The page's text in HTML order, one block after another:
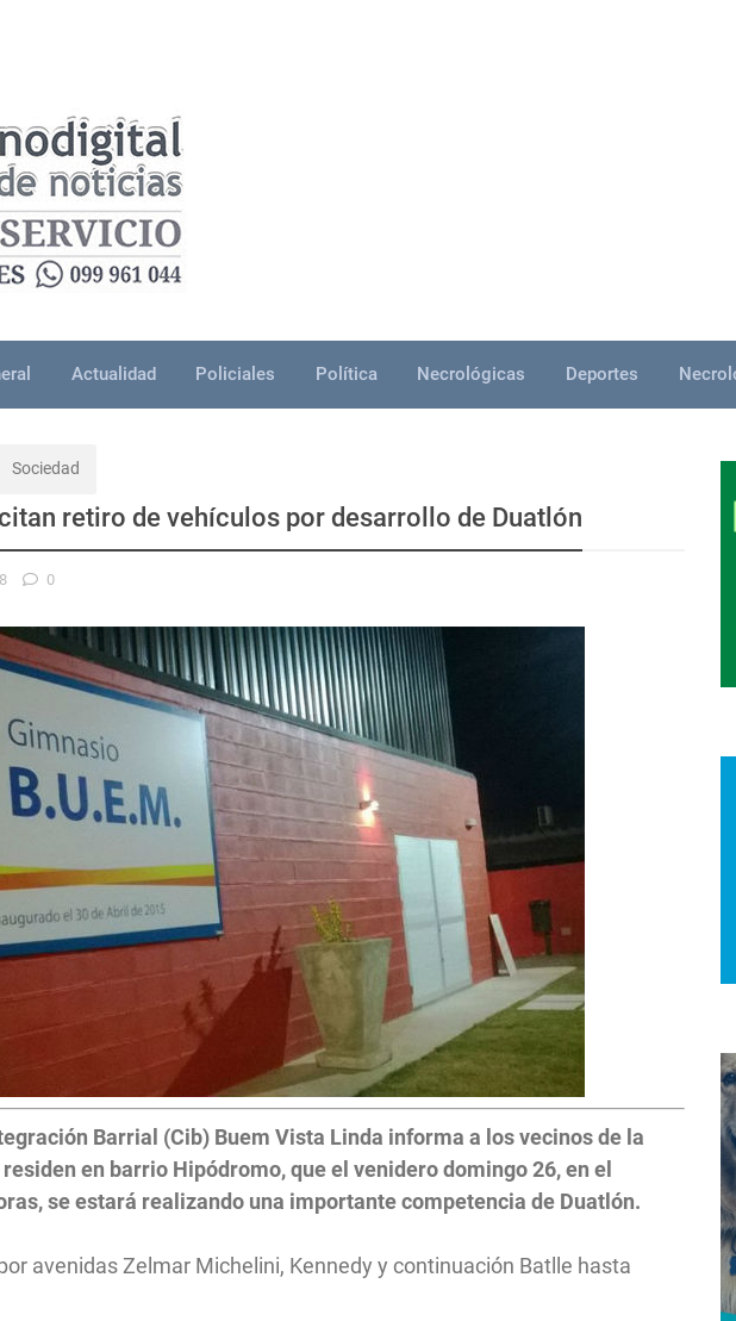
Actualidad Policiales Política Necrológicas Deportes
Sociedad
retiro de vehículos por desarrollo de Duatlón
0
Barrial (Cib) Buem Vista Linda informa a los vecinos de la
en barrio Hipódromo, que el venidero domingo 26, en el
se estará realizando una importante competencia de Duatlón.
avenidas Zelmar Michelini, Kennedy y continuación Batlle hasta